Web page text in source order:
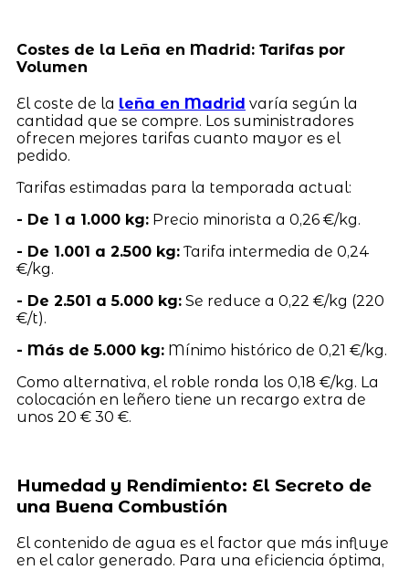
Costes de la Leña en Madrid: Tarifas por
Volumen
El coste de la leña en Madrid varía según la
cantidad que se compre. Los suministradores
ofrecen mejores tarifas cuanto mayor es el
pedido.
Tarifas estimadas para la temporada actual:
- De 1 a 1.000 kg:Precio minorista a 0,26 €/kg.
- De 1.001 a 2.500 kg:Tarifa intermedia de 0,24
€/kg.
- De 2.501 a 5.000 kg:Se reduce a 0,22 €/kg (220
€/t).
- Más de 5.000 kg:Mínimo histórico de 0,21 €/kg.
Como alternativa, el roble ronda los 0,18 €/kg. La
colocación en leñero tiene un recargo extra de
unos 20 € 30 €.
Humedad y Rendimiento: El Secreto de
una Buena Combustión
El contenido de agua es el factor que más influye
en el calor generado. Para una eficiencia óptima,